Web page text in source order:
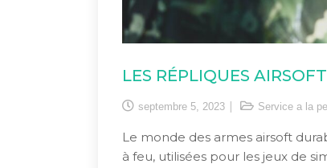
LES RÉPLIQUES
septembre 5, 2023 Service a la
Le monde des armes airsoft
à feu, utilisées pour les jeux de